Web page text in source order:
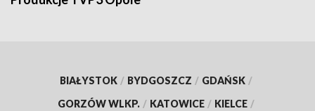
BIAŁYSTOK / BYDGOSZCZ / GDAŃSK /
GORZÓW WLKP. / KATOWICE / KIELCE /